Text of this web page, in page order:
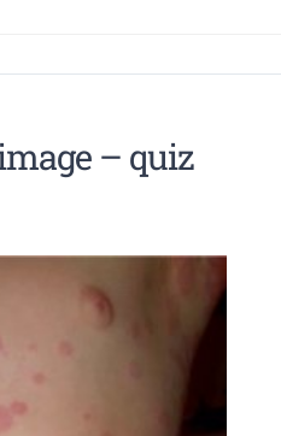
– quiz